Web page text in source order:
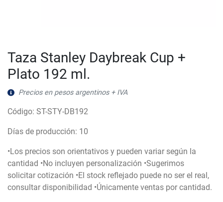
Taza Stanley Daybreak Cup +
Plato 192 ml.
Precios en pesos argentinos + IVA
Código: ST-STY-DB192
Días de producción: 10
•Los precios son orientativos y pueden variar según la
cantidad •No incluyen personalización •Sugerimos
solicitar cotización •El stock reflejado puede no ser el real,
consultar disponibilidad •Únicamente ventas por cantidad.